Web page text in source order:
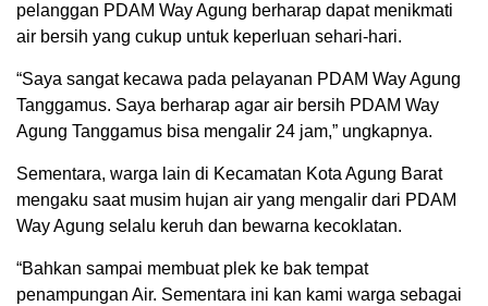
pelanggan PDAM Way Agung berharap dapat menikmati
air bersih yang cukup untuk keperluan sehari-hari.
“Saya sangat kecawa pada pelayanan PDAM Way Agung
Tanggamus. Saya berharap agar air bersih PDAM Way
Agung Tanggamus bisa mengalir 24 jam,” ungkapnya.
Sementara, warga lain di Kecamatan Kota Agung Barat
mengaku saat musim hujan air yang mengalir dari PDAM
Way Agung selalu keruh dan bewarna kecoklatan.
“Bahkan sampai membuat plek ke bak tempat
penampungan Air. Sementara ini kan kami warga sebagai